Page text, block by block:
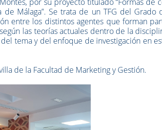
Málaga”. Se trata de un TFG del Grado
entre los distintos agentes que forman
las teorías actuales dentro de la
tema y del enfoque de investigación en
de la Facultad de Marketing y Gestión.